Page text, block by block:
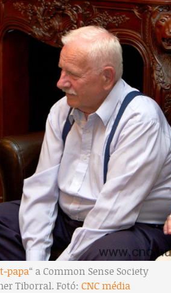
papa“ a Common Sense Society
Tiborral. Fotó: CNC média